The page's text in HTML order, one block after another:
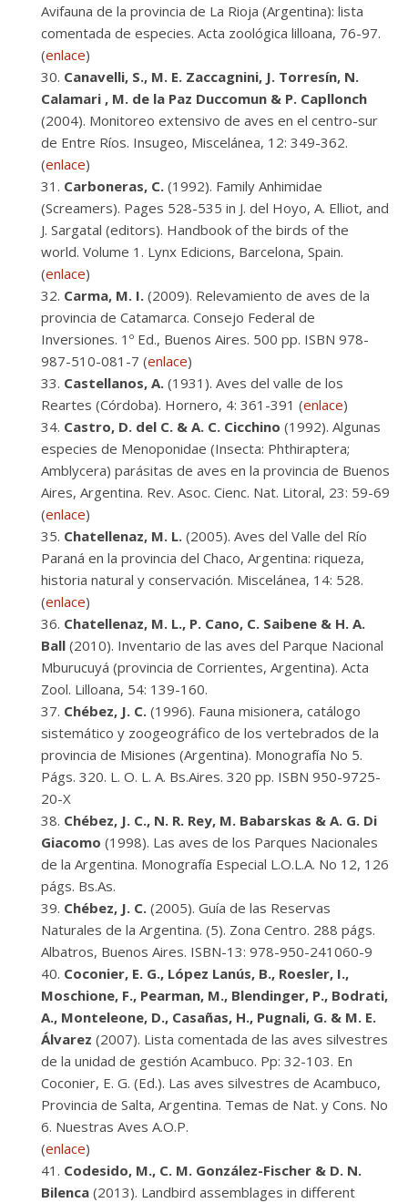
Avifauna de la provincia de La Rioja (Argentina): lista
comentada de especies. Acta zoológica lilloana, 76-97.
(enlace)
Canavelli, S., M. E. Zaccagnini, J. Torresín, N.
Calamari , M. de la Paz Duccomun & P. Capllonch
(2004). Monitoreo extensivo de aves en el centro-sur
de Entre Ríos. Insugeo, Miscelánea, 12: 349-362.
(enlace)
Carboneras, C. (1992). Family Anhimidae
(Screamers). Pages 528-535 in J. del Hoyo, A. Elliot, and
J. Sargatal (editors). Handbook of the birds of the
world. Volume 1. Lynx Edicions, Barcelona, Spain.
(enlace)
Carma, M. I. (2009). Relevamiento de aves de la
provincia de Catamarca. Consejo Federal de
Inversiones. 1º Ed., Buenos Aires. 500 pp. ISBN 978-
987-510-081-7 (enlace)
Castellanos, A. (1931). Aves del valle de los
Reartes (Córdoba). Hornero, 4: 361-391 (enlace)
Castro, D. del C. & A. C. Cicchino (1992). Algunas
especies de Menoponidae (Insecta: Phthiraptera;
Amblycera) parásitas de aves en la provincia de Buenos
Aires, Argentina. Rev. Asoc. Cienc. Nat. Litoral, 23: 59-69
(enlace)
Chatellenaz, M. L. (2005). Aves del Valle del Río
Paraná en la provincia del Chaco, Argentina: riqueza,
historia natural y conservación. Miscelánea, 14: 528.
(enlace)
Chatellenaz, M. L., P. Cano, C. Saibene & H. A.
Ball (2010). Inventario de las aves del Parque Nacional
Mburucuyá (provincia de Corrientes, Argentina). Acta
Zool. Lilloana, 54: 139-160.
Chébez, J. C. (1996). Fauna misionera, catálogo
sistemático y zoogeográfico de los vertebrados de la
provincia de Misiones (Argentina). Monografía No 5.
Págs. 320. L. O. L. A. Bs.Aires. 320 pp. ISBN 950-9725-
20-X
Chébez, J. C., N. R. Rey, M. Babarskas & A. G. Di
Giacomo (1998). Las aves de los Parques Nacionales
de la Argentina. Monografía Especial L.O.L.A. No 12, 126
págs. Bs.As.
Chébez, J. C. (2005). Guía de las Reservas
Naturales de la Argentina. (5). Zona Centro. 288 págs.
Albatros, Buenos Aires. ISBN-13: 978-950-241060-9
Coconier, E. G., López Lanús, B., Roesler, I.,
Moschione, F., Pearman, M., Blendinger, P., Bodrati,
A., Monteleone, D., Casañas, H., Pugnali, G. & M. E.
Álvarez (2007). Lista comentada de las aves silvestres
de la unidad de gestión Acambuco. Pp: 32-103. En
Coconier, E. G. (Ed.). Las aves silvestres de Acambuco,
Provincia de Salta, Argentina. Temas de Nat. y Cons. No
6. Nuestras Aves A.O.P.
(enlace)
Codesido, M., C. M. González-Fischer & D. N.
Bilenca (2013). Landbird assemblages in different